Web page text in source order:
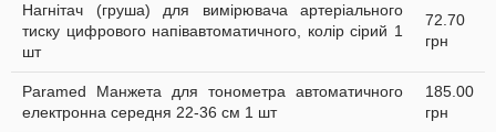
Нагнітач (груша) для вимірювача артеріального
тиску цифрового напівавтоматичного, колір сірий 1
шт
72.70
грн
Paramed Манжета для тонометра автоматичного
електронна середня 22-36 см 1 шт
185.00
грн